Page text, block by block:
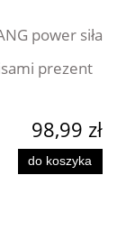
power siła
prezent
98,99 zł
do koszyka